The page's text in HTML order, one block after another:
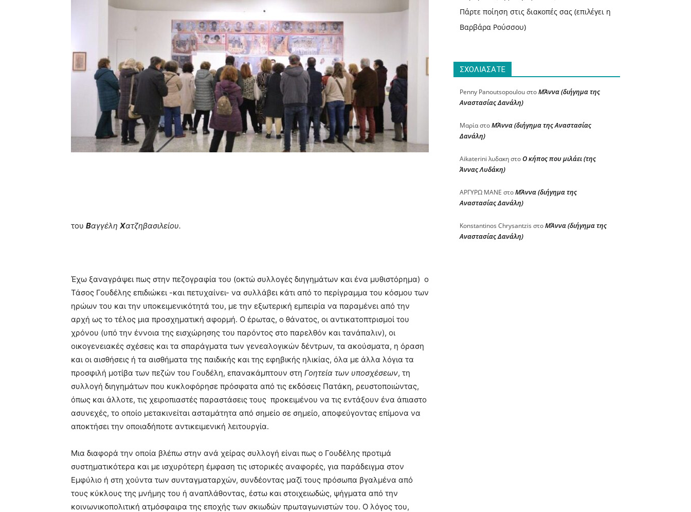
ΒΙΒΛΙΟ
ΤΕΧΝΕΣ
του Βαγγέλη Χατζηβασιλείου.
Έχω ξαναγράψει πως στην πεζογραφία του (οκτώ συλλογές διηγημάτων και ένα μυθιστόρημα) ο
Τάσος Γουδέλης επιδιώκει -και πετυχαίνει- να συλλάβει κάτι από το περίγραμμα του κόσμου των
ηρώων του και την υποκειμενικότητά του, με την εξωτερική εμπειρία να παραμένει από την
αρχή ως το τέλος μια προσχηματική αφορμή. Ο έρωτας, ο θάνατος, οι αντικατοπτρισμοί του
χρόνου (υπό την έννοια της εισχώρησης του παρόντος στο παρελθόν και τανάπαλιν), οι
οικογενειακές σχέσεις και τα σπαράγματα των γενεαλογικών δέντρων, τα ακούσματα, η όραση
και οι αισθήσεις ή τα αισθήματα της παιδικής και της εφηβικής ηλικίας, όλα με άλλα λόγια τα
προσφιλή μοτίβα των πεζών του Γουδέλη, επανακάμπτουν στη Γοητεία των υποσχέσεων, τη
συλλογή διηγημάτων που κυκλοφόρησε πρόσφατα από τις εκδόσεις Πατάκη, ρευστοποιώντας,
όπως και άλλοτε, τις χειροπιαστές παραστάσεις τους προκειμένου να τις εντάξουν ένα άπιαστο
ασυνεχές, το οποίο μετακινείται ασταμάτητα από σημείο σε σημείο, αποφεύγοντας επίμονα να
αποκτήσει την οποιαδήποτε αντικειμενική λειτουργία.
Μια διαφορά την οποία βλέπω στην ανά χείρας συλλογή είναι πως ο Γουδέλης προτιμά
συστηματικότερα και με ισχυρότερη έμφαση τις ιστορικές αναφορές, για παράδειγμα στον
Εμφύλιο ή στη χούντα των συνταγματαρχών, συνδέοντας μαζί τους πρόσωπα βγαλμένα από
τους κύκλους της μνήμης του ή αναπλάθοντας, έστω και στοιχειωδώς, ψήγματα από την
κοινωνικοπολιτική ατμόσφαιρα της εποχής των σκιωδών πρωταγωνιστών του. Ο λόγος του,
Πάρτε ποίηση στις διακοπές σας (επιλέγει η
Βαρβάρα Ρούσσου)
ΣΧΟΛΙΑΣΑΤΕ
Penny PanoutsopoulouστοΜΆννα (διήγημα της
Αναστασίας Δανάλη)
ΜαρίαστοΜΆννα (διήγημα της Αναστασίας
Δανάλη)
Aikaterini λυδακηστοΟ κήπος που μιλάει (της
Άννας Λυδάκη)
ΑΡΓΥΡΩ ΜΑΝΕ στοΜΆννα (διήγημα της
Αναστασίας Δανάλη)
Konstantinos Chrysantzis στοΜΆννα (διήγημα της
Αναστασίας Δανάλη)